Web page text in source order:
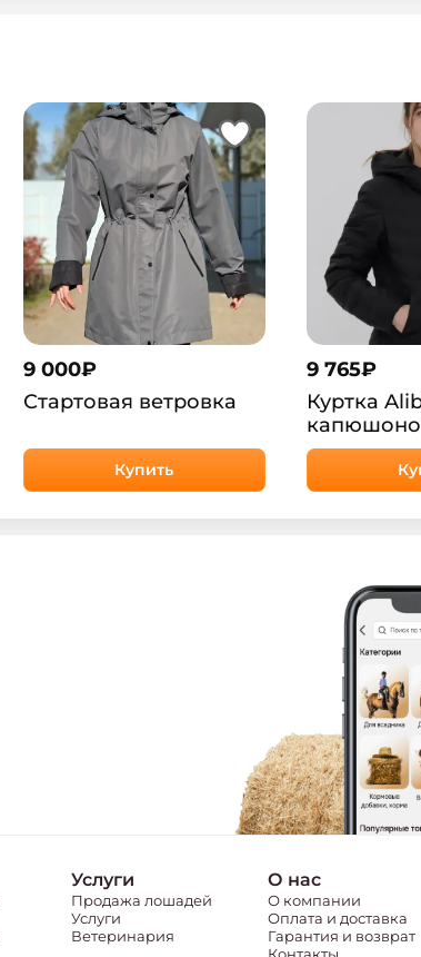
9 000₽
Стартовая ветровка
Купить
9 765₽
Куртка
Услуги
Продажа лошадей
Услуги
Ветеринария
О нас
О компании
Оплата и доставка
Гарантия и возврат
Контакты